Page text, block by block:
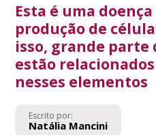
Esta é uma
produção de
isso, grande parte
estão
nesses elementos
Escrito por:
Natália Mancini